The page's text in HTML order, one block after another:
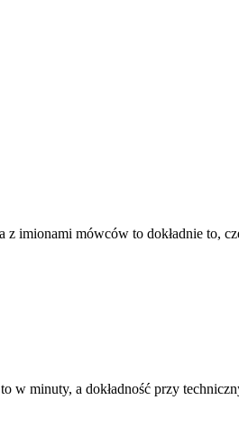
imionami mówców to dokładnie to,
minuty, a dokładność przy